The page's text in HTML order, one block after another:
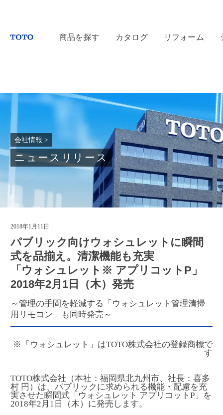
商品を探す カタログ リフォーム
会社情報 >
ニュースリリース
2018年1月11日
パブリック向けウォシュレットに瞬間
式を品揃え。清潔機能も充実
「ウォシュレット ※ アプリコットP」
2018年2月1日（木）発売
～管理の手間を軽減する「ウォシュレット管理清掃
用リモコン」も同時発売～
※「ウォシュレット」はTOTO株式会社の登録商標で
す
TOTO株式会社（本社：福岡県北九州市、社長：喜多
村 円）は、パブリックに求められる機能・配慮を充
実させた瞬間式「ウォシュレット アプリコットP」を
2018年2月1日（木）に発売します。